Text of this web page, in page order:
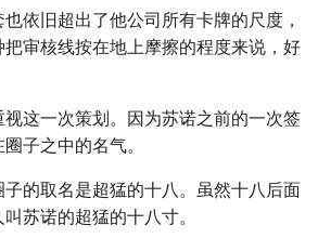
依旧超出了他公司所有卡牌的尺度，
审核线按在地上摩擦的程度来说，好
这一次策划。因为苏诺之前的一次签
子之中的名气。
的取名是超猛的十八。虽然十八后面
苏诺的超猛的十八寸。